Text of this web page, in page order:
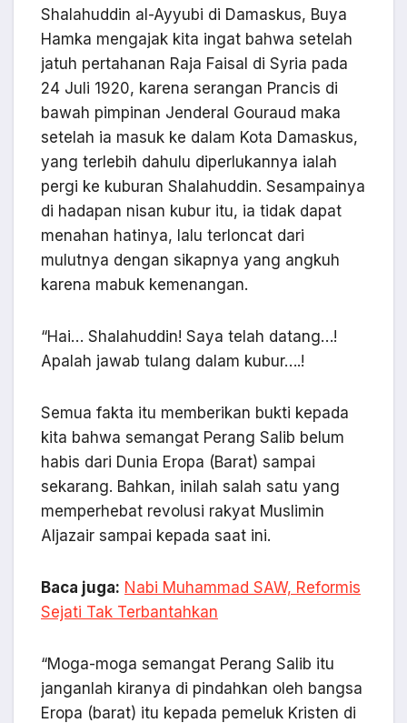
Shalahuddin al-Ayyubi di Damaskus, Buya
Hamka mengajak kita ingat bahwa setelah
jatuh pertahanan Raja Faisal di Syria pada
24 Juli 1920, karena serangan Prancis di
bawah pimpinan Jenderal Gouraud maka
setelah ia masuk ke dalam Kota Damaskus,
yang terlebih dahulu diperlukannya ialah
pergi ke kuburan Shalahuddin. Sesampainya
di hadapan nisan kubur itu, ia tidak dapat
menahan hatinya, lalu terloncat dari
mulutnya dengan sikapnya yang angkuh
karena mabuk kemenangan.
“Hai… Shalahuddin! Saya telah datang…!
Apalah jawab tulang dalam kubur….!
Semua fakta itu memberikan bukti kepada
kita bahwa semangat Perang Salib belum
habis dari Dunia Eropa (Barat) sampai
sekarang. Bahkan, inilah salah satu yang
memperhebat revolusi rakyat Muslimin
Aljazair sampai kepada saat ini.
Baca juga: Nabi Muhammad SAW, Reformis
Sejati Tak Terbantahkan
“Moga-moga semangat Perang Salib itu
janganlah kiranya di pindahkan oleh bangsa
Eropa (barat) itu kepada pemeluk Kristen di